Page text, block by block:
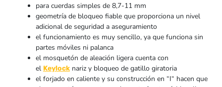
para cuerdas simples de 8,7-11 mm
geometría de bloqueo fiable que proporciona un nivel
adicional de seguridad a aseguramiento
el funcionamiento es muy sencillo, ya que funciona sin
partes móviles ni palanca
el mosquetón de aleación ligera cuenta con
el Keylock nariz y bloqueo de gatillo giratoria
el forjado en caliente y su construcción en “I“ hacen que